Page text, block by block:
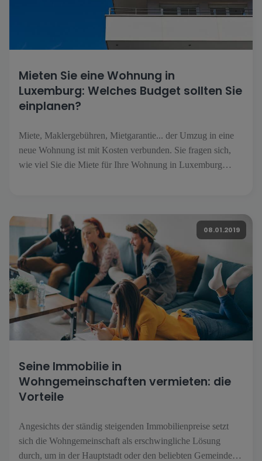
Mieten Sie eine Wohnung in
Luxemburg: Welches Budget sollten Sie
einplanen?
Miete, Maklergebühren, Mietgarantie... der Umzug in eine
neue Wohnung ist mit Kosten verbunden. Sie fragen sich,
wie viel Sie die Miete für Ihre Wohnung in Luxemburg
atHome erschienen ist [...].
08.01.2019
Seine Immobilie in
Wohngemeinschaften vermieten: die
Vorteile
Angesichts der ständig steigenden Immobilienpreise setzt
sich die Wohngemeinschaft als erschwingliche Lösung
durch, um in der Hauptstadt oder den beliebten Gemeinden